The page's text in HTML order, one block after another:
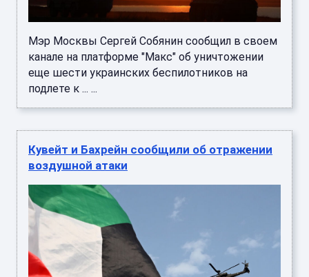
Мэр Москвы Сергей Собянин сообщил в своем
канале на платформе "Макс" об уничтожении
еще шести украинских беспилотников на
подлете к ... ...
Кувейт и Бахрейн сообщили об отражении
воздушной атаки